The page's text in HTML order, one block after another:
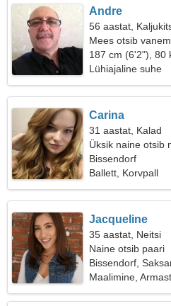
Andre
56 aastat,
Mees otsib
187 cm (6'2"), 80
Lühiajaline suhe
Carina
31 aastat, Kalad
Üksik naine otsib
Bissendorf
Ballett, Korvpall
Jacqueline
35 aastat, Neitsi
Naine otsib paari
Bissendorf,
Maalimine,